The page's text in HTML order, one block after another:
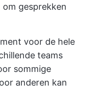
gesprekken
voor de hele
teams
sommige
anderen kan